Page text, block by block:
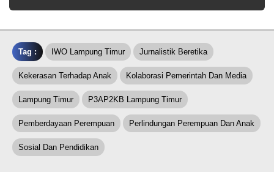
Tag : IWO Lampung Timur Jurnalistik Beretika
Kekerasan Terhadap Anak Kolaborasi Pemerintah Dan Media
Lampung Timur P3AP2KB Lampung Timur
Pemberdayaan Perempuan Perlindungan Perempuan Dan Anak
Sosial Dan Pendidikan